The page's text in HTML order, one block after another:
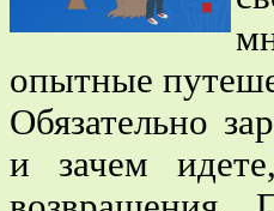
опытные
Обязательно
и зачем